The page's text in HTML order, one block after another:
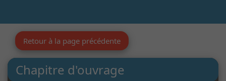
Retour à la page précédente
Chapitre d'ouvrage